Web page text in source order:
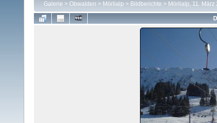
Galerie > Obwalden > Mörlialp > Bildberichte > Mörlialp, 11. März